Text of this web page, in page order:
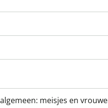
meisjes en